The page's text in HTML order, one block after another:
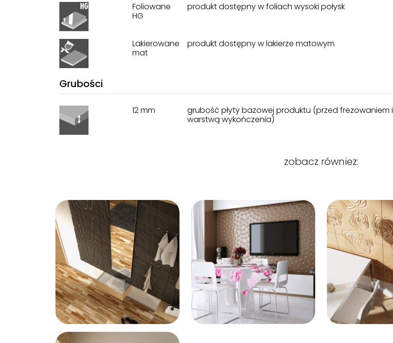
Foliowane
HG
produkt dostępny w foliach wysoki połysk
Lakierowane
mat
produkt dostępny w lakierze matowym
Grubości
12 mm
grubość płyty bazowej produktu (przed frezowaniem i
warstwą wykończenia)
zobacz również: